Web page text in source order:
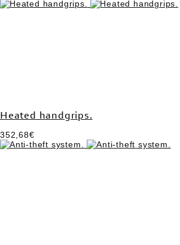
Heated handgrips.
352,68€